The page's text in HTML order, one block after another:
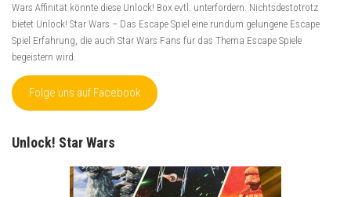
Wars Affinität könnte diese Unlock! Box evtl. unterfordern. Nichtsdestotrotz
bietet Unlock! Star Wars – Das Escape Spiel eine rundum gelungene Escape
Spiel Erfahrung, die auch Star Wars Fans für das Thema Escape Spiele
begeistern wird.
Folge uns auf Facebook
Unlock! Star Wars